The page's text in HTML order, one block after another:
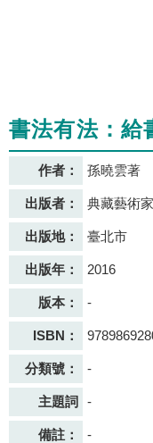
書法有法：給
作者： 孫曉雲著
出版者： 典藏藝術
出版地： 臺北市
出版年： 2016
版本： -
ISBN：
分類號： -
主題詞 -
備註： -